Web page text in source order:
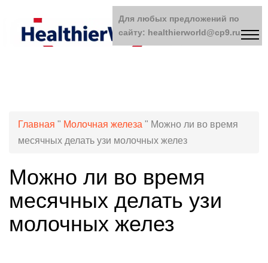
Главная " Молочная железа " Можно ли во время
месячных делать узи молочных желез
Можно ли во время
месячных делать узи
молочных желез
Для любых предложений по
сайту: healthierworld@cp9.ru